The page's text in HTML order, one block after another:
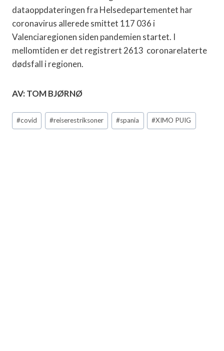
dataoppdateringen fra Helsedepartementet har
coronavirus allerede smittet 117 036 i
Valenciaregionen siden pandemien startet. I
mellomtiden er det registrert 2613 coronarelaterte
dødsfall i regionen.
AV: TOM BJØRNØ
Post
Tags:
#covid #reiserestriksoner #spania #XIMO PUIG